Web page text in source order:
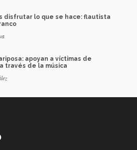
disfrutar lo que se hace: flautista
apoyan a víctimas de
través de la música